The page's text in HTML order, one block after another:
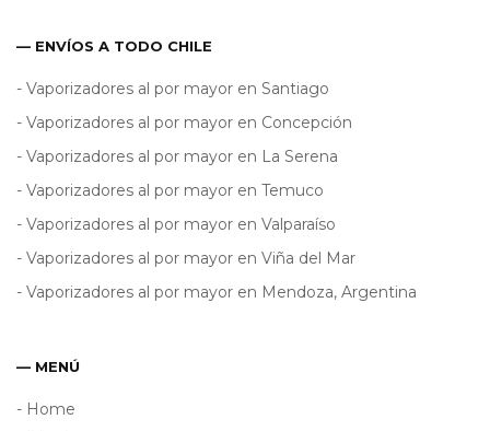
— ENVÍOS A TODO CHILE
- Vaporizadores al por mayor en Santiago
- Vaporizadores al por mayor en Concepción
- Vaporizadores al por mayor en La Serena
- Vaporizadores al por mayor en Temuco
- Vaporizadores al por mayor en Valparaíso
- Vaporizadores al por mayor en Viña del Mar
- Vaporizadores al por mayor en Mendoza, Argentina
— MENÚ
- Home